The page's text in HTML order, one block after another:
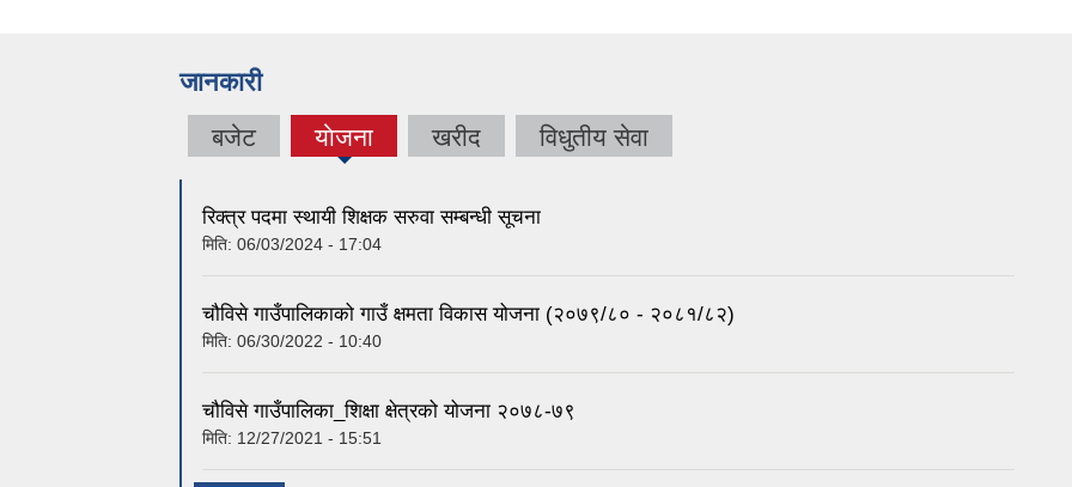
जानकारी
बजेट याेजना
(active
खरीद विधुतीय सेवा
रिक्त्र पदमा स्थायी शिक्षक सरुवा सम्बन्धी सूचना
मिति: 06/03/2024 - 17:04
चौविसे गाउँपालिकाको गाउँ क्षमता विकास योजना (२०७९/८० - २०८१/८२)
मिति: 06/30/2022 - 10:40
चौविसे गाउँपालिका_शिक्षा क्षेत्रको योजना २०७८-७९
मिति: 12/27/2021 - 15:51